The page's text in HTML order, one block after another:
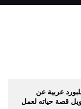
عربية عن
قصة حياته لعمل